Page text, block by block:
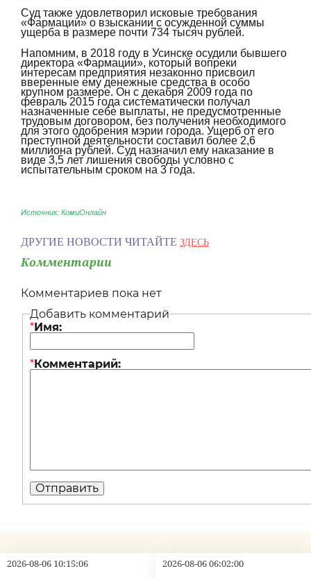
Суд также удовлетворил исковые требования
«Фармации» о взыскании с осужденной суммы
ущерба в размере почти 734 тысяч рублей.
Напомним, в 2018 году в Усинске осудили бывшего
директора «Фармации», который вопреки
интересам предприятия незаконно присвоил
вверенные ему денежные средства в особо
крупном размере. Он с декабря 2009 года по
февраль 2015 года систематически получал
назначенные себе выплаты, не предусмотренные
трудовым договором, без получения необходимого
для этого одобрения мэрии города. Ущерб от его
преступной деятельности составил более 2,6
миллиона рублей. Суд назначил ему наказание в
виде 3,5 лет лишения свободы условно с
испытательным сроком на 3 года.
Источник: КомиОнлайн
ДРУГИЕ НОВОСТИ ЧИТАЙТЕ ЗДЕСЬ
Комментарии
Комментариев пока нет
Добавить комментарий
* Имя:
* Комментарий:
2026-08-06 10:15:06 2026-08-06 06:02:00